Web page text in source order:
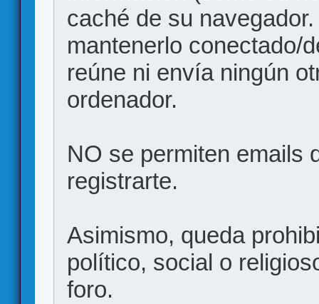
caché de su
mantenerlo conectado/
reúne ni envía ningún
ordenador.
NO se permiten emails
registrarte.
Asimismo, queda
político, social o
foro.